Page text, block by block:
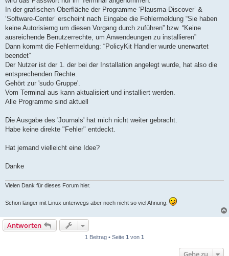
r
a
In der grafischen Oberfläche der Programme ‘Plausma-Discover’ &
‘Software-Center’ erscheint nach Eingabe die Fehlermeldung “Sie haben
keine Autorisierng um diesen Vorgang durch zuführen” bzw. “Keine
ausreichende Benutzerrechte, um Anwendeungen zu installieren”
Dann kommt die Fehlermeldung: “PolicyKit Handler wurde unerwartet
beendet”
Der Nutzer ist der 1. der bei der Installation angelegt wurde, hat also die
entsprechenden Rechte.
Gehört zur 'sudo Gruppe'.
Vom Terminal aus kann aktualisiert und installiert werden.
Alle Programme sind aktuell
Die Ausgabe des 'Journals' hat mich nicht weiter gebracht.
Habe keine direkte "Fehler" entdeckt.
Hat jemand vielleicht eine Idee?
Danke
Vielen Dank für dieses Forum hier.
Schon länger mit Linux unterwegs aber noch nicht so viel Ahnung.
Antworten
1 Beitrag • Seite 1 von 1
Gehe zu